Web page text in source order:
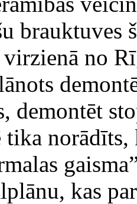
brauktuves
no
demontēt
tika
kas